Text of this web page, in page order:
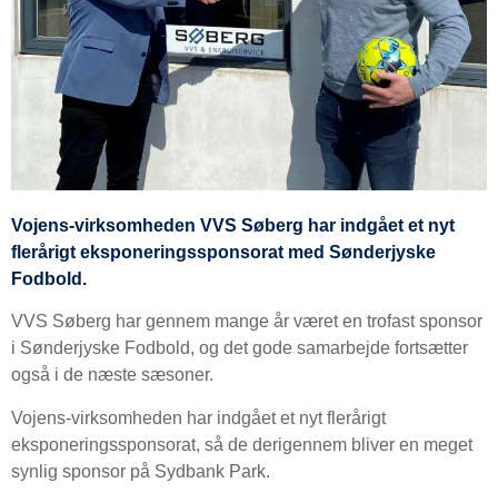
Vojens-virksomheden VVS Søberg har indgået et nyt
flerårigt eksponeringssponsorat med Sønderjyske
Fodbold.
VVS Søberg har gennem mange år været en trofast sponsor
i Sønderjyske Fodbold, og det gode samarbejde fortsætter
også i de næste sæsoner.
Vojens-virksomheden har indgået et nyt flerårigt
eksponeringssponsorat, så de derigennem bliver en meget
synlig sponsor på Sydbank Park.